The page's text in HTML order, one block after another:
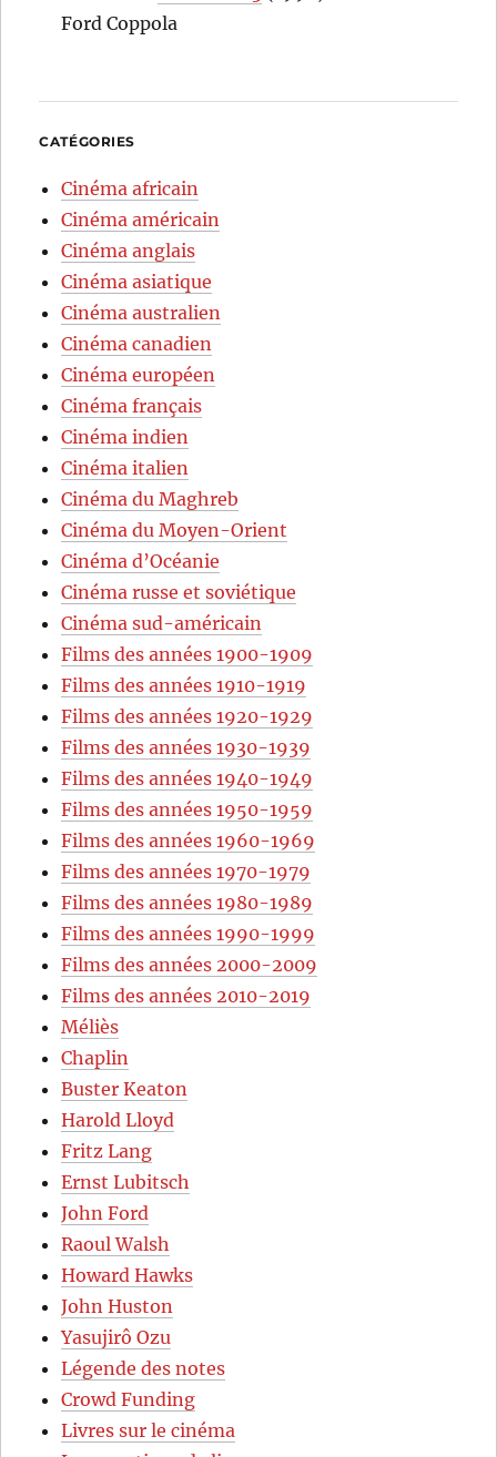
Ford Coppola
CATÉGORIES
Cinéma africain
Cinéma américain
Cinéma anglais
Cinéma asiatique
Cinéma australien
Cinéma canadien
Cinéma européen
Cinéma français
Cinéma indien
Cinéma italien
Cinéma du Maghreb
Cinéma du Moyen-Orient
Cinéma d’Océanie
Cinéma russe et soviétique
Cinéma sud-américain
Films des années 1900-1909
Films des années 1910-1919
Films des années 1920-1929
Films des années 1930-1939
Films des années 1940-1949
Films des années 1950-1959
Films des années 1960-1969
Films des années 1970-1979
Films des années 1980-1989
Films des années 1990-1999
Films des années 2000-2009
Films des années 2010-2019
Méliès
Chaplin
Buster Keaton
Harold Lloyd
Fritz Lang
Ernst Lubitsch
John Ford
Raoul Walsh
Howard Hawks
John Huston
Yasujirô Ozu
Légende des notes
Crowd Funding
Livres sur le cinéma